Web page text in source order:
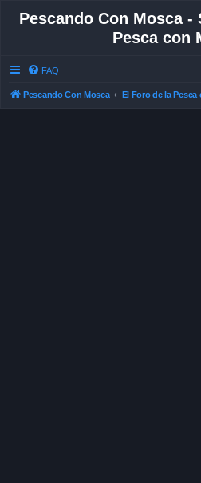
Pescando Con Mosca
Pesca con
FAQ
Pescando Con Mosca